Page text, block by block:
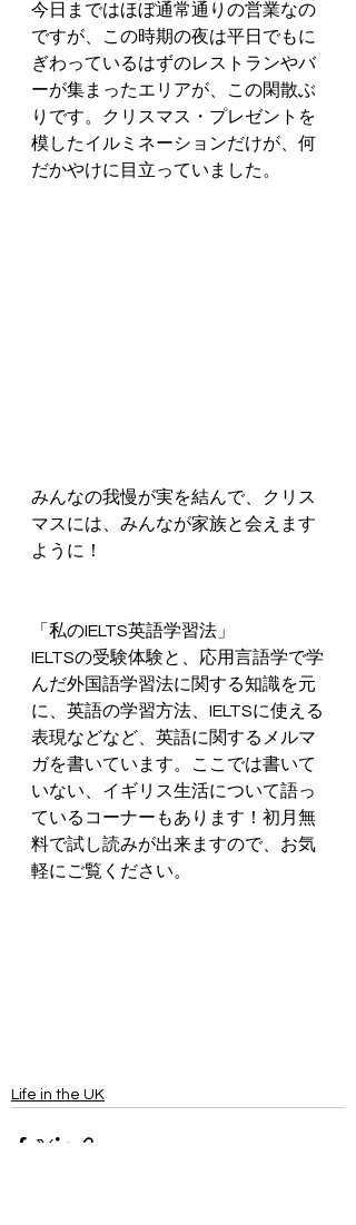
今日まではほぼ通常通りの営業なの
ですが、この時期の夜は平日でもに
ぎわっているはずのレストランやバ
ーが集まったエリアが、この閑散ぶ
りです。クリスマス・プレゼントを
模したイルミネーションだけが、何
だかやけに目立っていました。
みんなの我慢が実を結んで、クリス
マスには、みんなが家族と会えます
ように！
「私のIELTS英語学習法」
IELTSの受験体験と、応用言語学で学
んだ外国語学習法に関する知識を元
に、英語の学習方法、IELTSに使える
表現などなど、英語に関するメルマ
ガを書いています。ここでは書いて
いない、イギリス生活について語っ
ているコーナーもあります！初月無
料で試し読みが出来ますので、お気
軽にご覧ください。
Life in the UK